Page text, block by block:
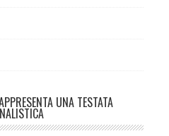
UNA TESTATA